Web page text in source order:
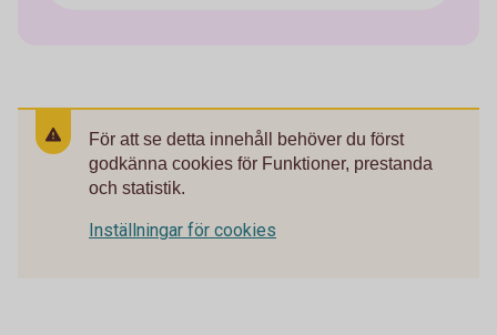
För att se detta innehåll behöver du först
godkänna cookies för Funktioner, prestanda
och statistik.
Inställningar för cookies